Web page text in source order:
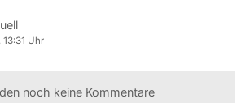
Uhr
noch keine Kommentare